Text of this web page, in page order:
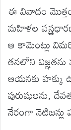
ఈ వివాదం
మహిళల
ఆ కామెంట్లు
తనలోని
ఆయనకు హక్కు
పురుషులను,
నేరంగా